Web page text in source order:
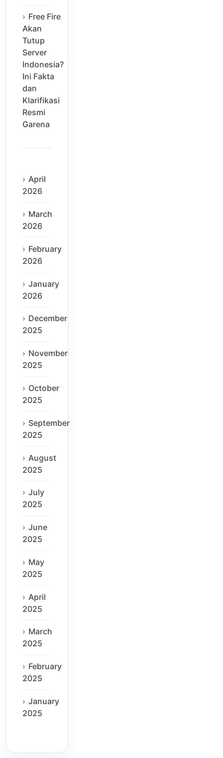
Free Fire
Akan
Tutup
Server
Indonesia?
Ini Fakta
dan
Klarifikasi
Resmi
Garena
April
2026
March
2026
February
2026
January
2026
December
2025
November
2025
October
2025
September
2025
August
2025
July
2025
June
2025
May
2025
April
2025
March
2025
February
2025
January
2025